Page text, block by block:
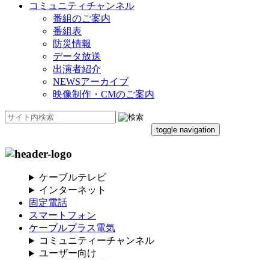
コミュニティチャンネル
番組のご案内
番組表
防災情報
データ放送
出演者紹介
NEWSアーカイブ
映像制作・CMのご案内
toggle navigation
ケーブルテレビ
インターネット
固定電話
スマートフォン
ケーブルプラス電気
コミュニティーチャンネル
ユーザー向け